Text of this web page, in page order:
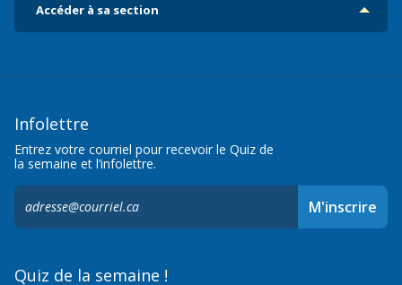
Accéder à sa section
Infolettre
Entrez votre courriel pour recevoir le Quiz de
la semaine et l’infolettre.
S'inscrire
M'inscrire
Quiz de la semaine !